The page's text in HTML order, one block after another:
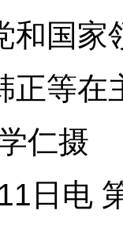
和国
正等在
仁摄
日电